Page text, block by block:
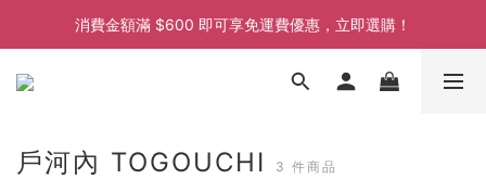
消費金額滿 $600 即可享免運費優惠，立即選購！
消費金額滿 $600 即可享免運費優惠，立即選購！
消費金額滿 $600 即可享免運費優惠，立即選購！
戶河內 TOGOUCHI 3 件商品